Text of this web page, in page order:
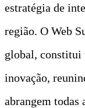
estratégia de
região. O Web
global, constitui
inovação,
abrangem todas